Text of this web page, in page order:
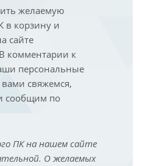
желаемую
в корзину и
сайте
комментарии к
персональные
свяжемся,
сообщим по
ПК на нашем сайте
О желаемых